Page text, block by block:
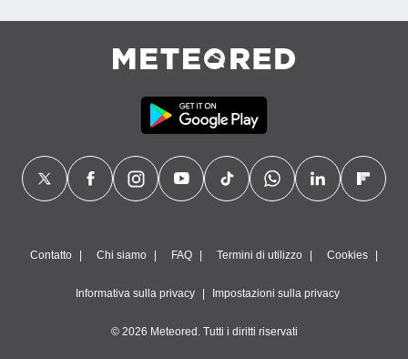
Contatto Chi siamo FAQ Termini di utilizzo Cookies
Informativa sulla privacy Impostazioni sulla privacy
© 2026 Meteored. Tutti i diritti riservati